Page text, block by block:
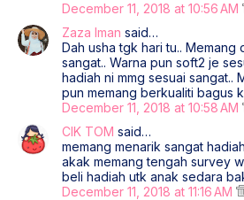
December 11, 2018 at 10:56 AM
Zaza Iman said…
Dah usha tgk hari tu.. Memang
sangat.. Warna pun soft2 je
hadiah ni mmg sesuai sangat..
pun memang berkualiti bagus
December 11, 2018 at 10:58 AM
CIK TOM said…
memang menarik sangat
akak memang tengah survey
beli hadiah utk anak sedara
December 11, 2018 at 11:16 AM